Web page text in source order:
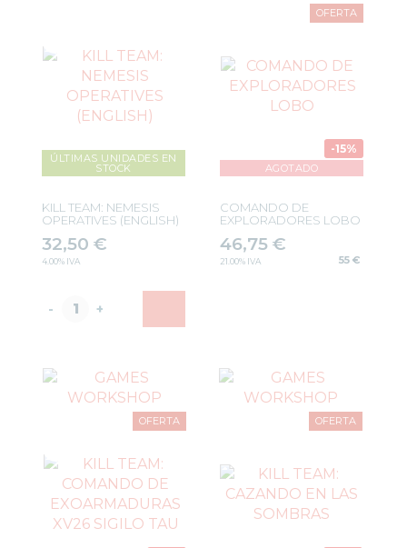
KILL TEAM
REGLAS Y CÓDEX
AGE OF SIGMAR
BLOOD BOWL
THE OLD WORLD
PINTURAS
DADOS
REVISTA WHITE DWARF
FIGURAS JOY TOY WARHAMMER
CARTAS TCG
JUEGOS
ÚLTIMAS UNIDADES EN
STOCK
KILL TEAM: NEMESIS
OPERATIVES (ENGLISH)
32,50 €
4.00% IVA
- +
OFERTA
AGOTADO
-15%
COMANDO DE
EXPLORADORES LOBO
46,75 €
21.00% IVA 55 €
OFERTA OFERTA